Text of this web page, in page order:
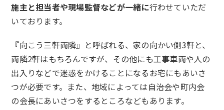
施主と担当者や現場監督などが一緒に行わせていただ
いております。
『向こう三軒両隣』と呼ばれる、家の向かい側3軒と、
両隣2軒はもちろんですが、その他にも工事車両や人の
出入りなどで迷惑をかけることになるお宅にもあいさ
つが必要です。また、地域によっては自治会や町内会
の会長にあいさつをするところなどもあります。